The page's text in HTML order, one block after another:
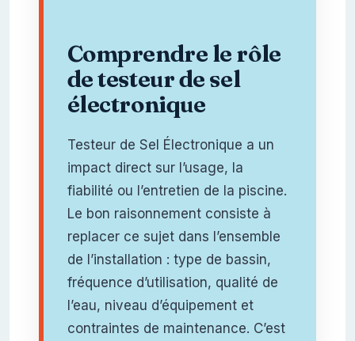
Comprendre le rôle
de testeur de sel
électronique
Testeur de Sel Électronique a un
impact direct sur l’usage, la
fiabilité ou l’entretien de la piscine.
Le bon raisonnement consiste à
replacer ce sujet dans l’ensemble
de l’installation : type de bassin,
fréquence d’utilisation, qualité de
l’eau, niveau d’équipement et
contraintes de maintenance. C’est